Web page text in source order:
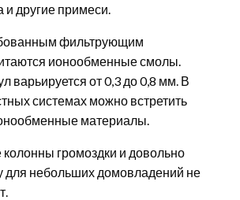
и другие примеси.
фильтрующим
ионообменные смолы.
варьируется от 0,3 до 0,8 мм. В
системах можно встретить
материалы.
громоздки и довольно
для небольших домовладений не